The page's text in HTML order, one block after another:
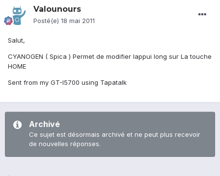
Valounours
Posté(e) 18 mai 2011
Salut,
CYANOGEN ( Spica ) Permet de modifier lappui long sur La touche
HOME
Sent from my GT-I5700 using Tapatalk
Archivé
Ce sujet est désormais archivé et ne peut plus recevoir
de nouvelles réponses.